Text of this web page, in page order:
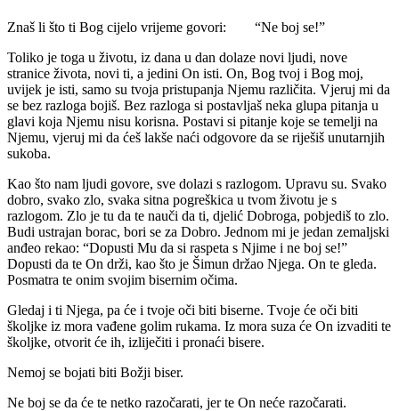
Znaš li što ti Bog cijelo vrijeme govori: “Ne boj se!”
Toliko je toga u životu, iz dana u dan dolaze novi ljudi, nove
stranice života, novi ti, a jedini On isti. On, Bog tvoj i Bog moj,
uvijek je isti, samo su tvoja pristupanja Njemu različita. Vjeruj mi da
se bez razloga bojiš. Bez razloga si postavljaš neka glupa pitanja u
glavi koja Njemu nisu korisna. Postavi si pitanje koje se temelji na
Njemu, vjeruj mi da ćeš lakše naći odgovore da se riješiš unutarnjih
sukoba.
Kao što nam ljudi govore, sve dolazi s razlogom. Upravu su. Svako
dobro, svako zlo, svaka sitna pogreškica u tvom životu je s
razlogom. Zlo je tu da te nauči da ti, djelić Dobroga, pobjediš to zlo.
Budi ustrajan borac, bori se za Dobro. Jednom mi je jedan zemaljski
anđeo rekao: “Dopusti Mu da si raspeta s Njime i ne boj se!”
Dopusti da te On drži, kao što je Šimun držao Njega. On te gleda.
Posmatra te onim svojim bisernim očima.
Gledaj i ti Njega, pa će i tvoje oči biti biserne. Tvoje će oči biti
školjke iz mora vađene golim rukama. Iz mora suza će On izvaditi te
školjke, otvorit će ih, izliječiti i pronaći bisere.
Nemoj se bojati biti Božji biser.
Ne boj se da će te netko razočarati, jer te On neće razočarati.